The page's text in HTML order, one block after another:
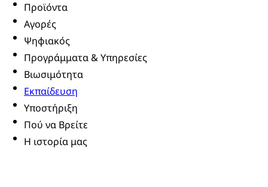
Προϊόντα
Αγορές
Ψηφιακός
Προγράμματα & Υπηρεσίες
Βιωσιμότητα
Εκπαίδευση
Υποστήριξη
Πού να Βρείτε
Η ιστορία μας